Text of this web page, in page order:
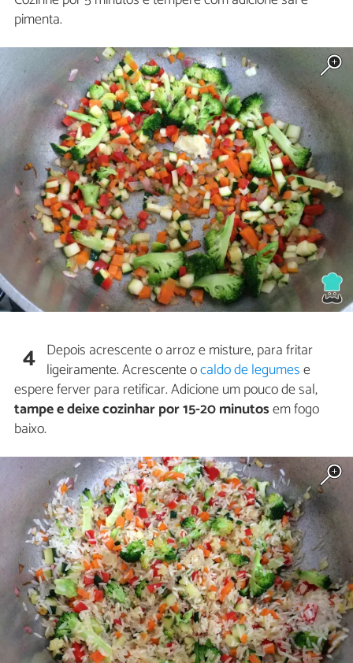
pimenta.
4 Depois acrescente o arroz e misture, para fritar
ligeiramente. Acrescente ocaldo de legumese
espere ferver para retificar. Adicione um pouco de sal,
tampe e deixe cozinhar por 15-20 minutosem fogo
baixo.